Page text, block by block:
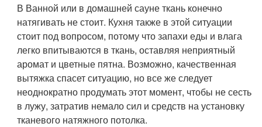
В Ванной или в домашней сауне ткань конечно
натягивать не стоит. Кухня также в этой ситуации
стоит под вопросом, потому что запахи еды и влага
легко впитываются в ткань, оставляя неприятный
аромат и цветные пятна. Возможно, качественная
вытяжка спасет ситуацию, но все же следует
неоднократно продумать этот момент, чтобы не сесть
в лужу, затратив немало сил и средств на установку
тканевого натяжного потолка.